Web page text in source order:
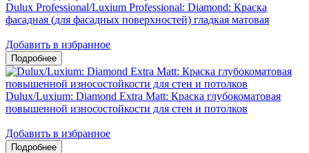
Dulux Professional/Luxium Professional: Diamond: Краска
фасадная (для фасадных поверхностей) гладкая матовая
Добавить в избранное
Dulux/Luxium: Diamond Extra Matt: Краска глубокоматовая
повышенной износостойкости для стен и потолков
Добавить в избранное